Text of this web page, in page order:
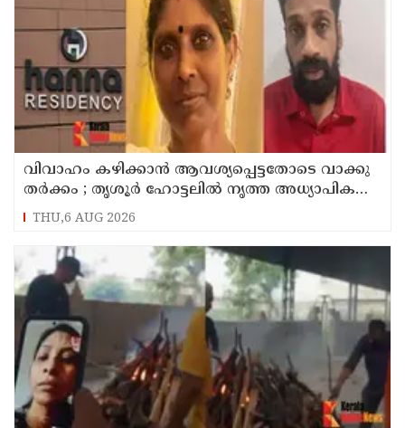
വിവാഹം കഴിക്കാന്‍ ആവശ്യപ്പെട്ടതോടെ വാക്കു
തര്‍ക്കം ; തൃശൂര്‍ ഹോട്ടലില്‍ നൃത്ത അധ്യാപികയെ
കഴുത്തുഞെരിച്ചു കൊലപ്പെടുത്തി സുഹൃത്ത്
THU,6 AUG 2026